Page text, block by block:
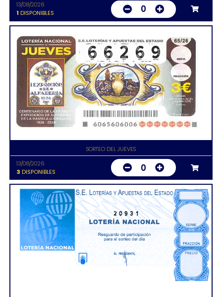
13/08/2026
1 DISPONIBLES 0
SORTEO DEL JUEVES
13/08/2026
3 DISPONIBLES 0
20931